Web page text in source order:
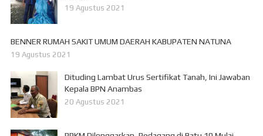
19 Agustus 2021
BENNER RUMAH SAKIT UMUM DAERAH KABUPATEN NATUNA
19 Agustus 2021
Dituding Lambat Urus Sertifikat Tanah, Ini Jawaban
Kepala BPN Anambas
20 Agustus 2021